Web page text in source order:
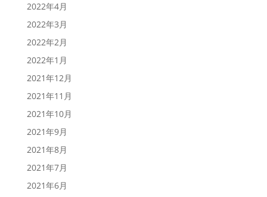
2022年4月
2022年3月
2022年2月
2022年1月
2021年12月
2021年11月
2021年10月
2021年9月
2021年8月
2021年7月
2021年6月